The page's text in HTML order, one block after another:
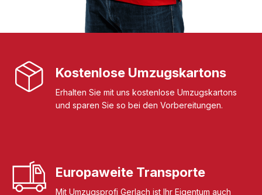
Kostenlose Umzugskartons
Erhalten Sie mit uns kostenlose Umzugskartons
und sparen Sie so bei den Vorbereitungen.
Europaweite Transporte
Mit Umzugsprofi Gerlach ist Ihr Eigentum auch